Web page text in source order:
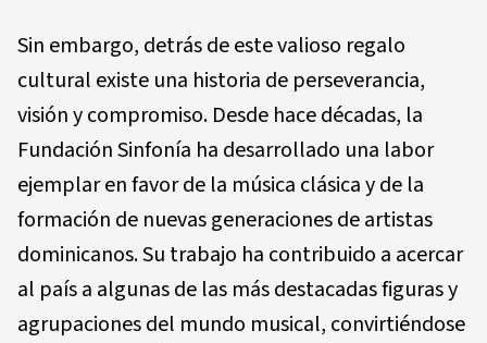
Sin embargo, detrás de este valioso regalo
cultural existe una historia de perseverancia,
visión y compromiso. Desde hace décadas, la
Fundación Sinfonía ha desarrollado una labor
ejemplar en favor de la música clásica y de la
formación de nuevas generaciones de artistas
dominicanos. Su trabajo ha contribuido a acercar
al país a algunas de las más destacadas figuras y
agrupaciones del mundo musical, convirtiéndose